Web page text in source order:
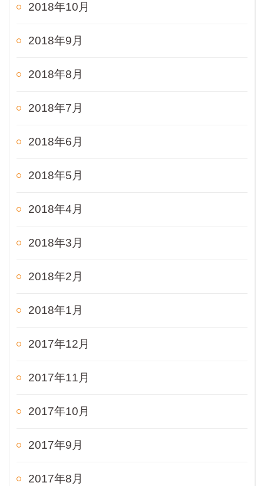
2018年10月
2018年9月
2018年8月
2018年7月
2018年6月
2018年5月
2018年4月
2018年3月
2018年2月
2018年1月
2017年12月
2017年11月
2017年10月
2017年9月
2017年8月